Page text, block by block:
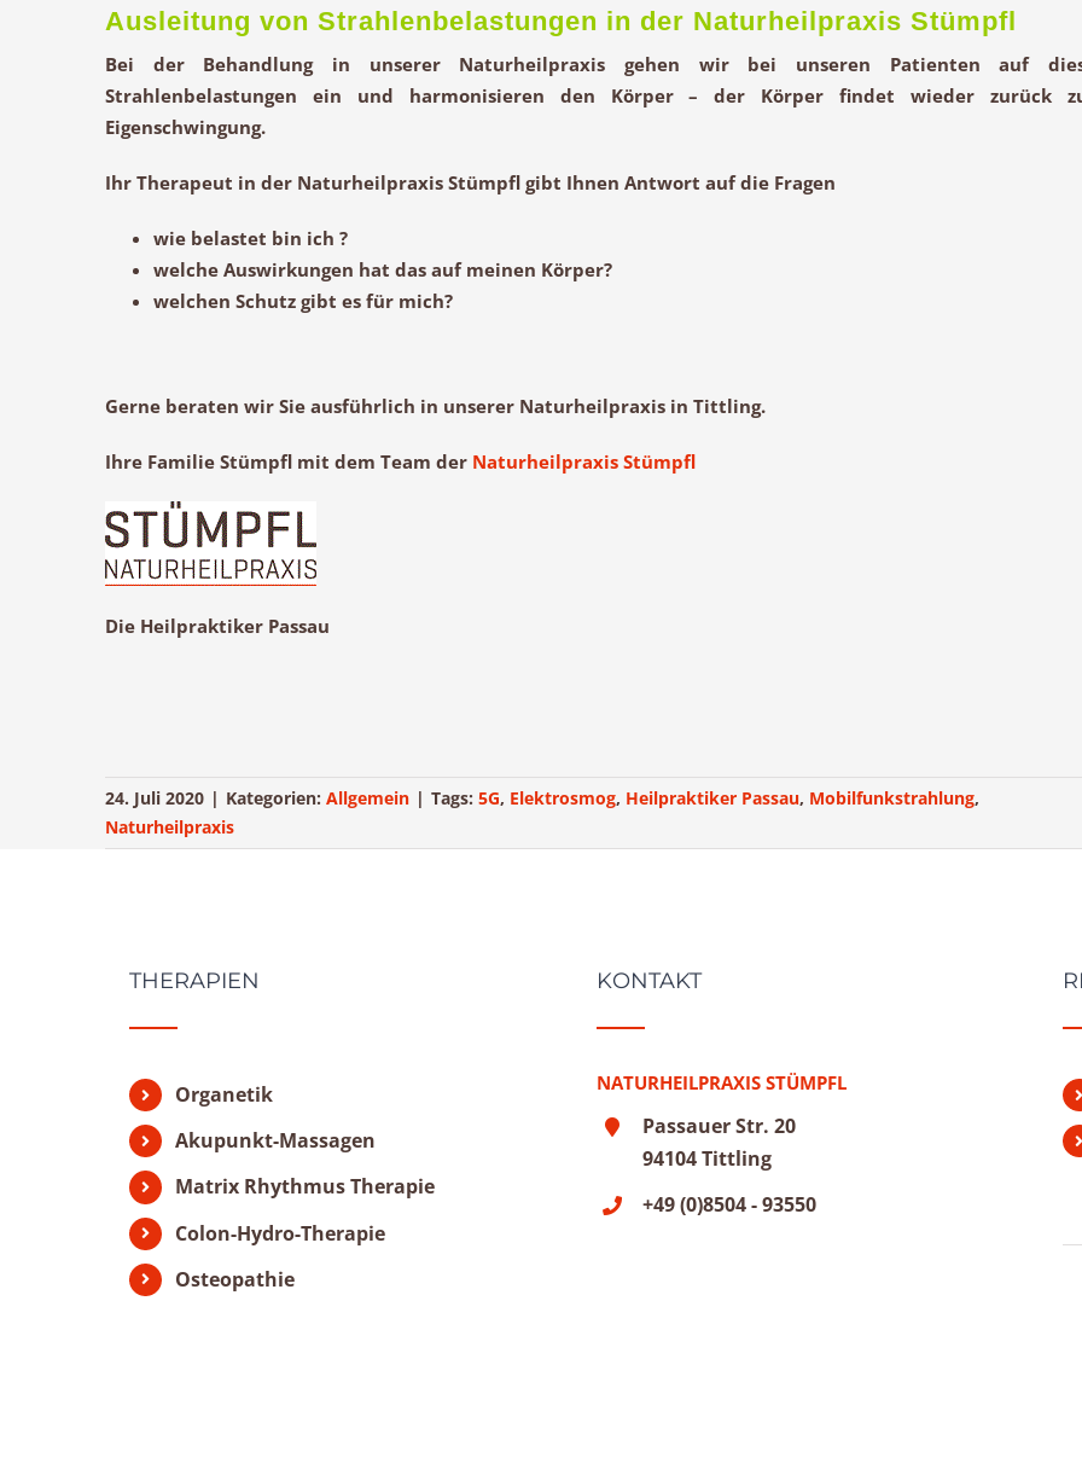
Ausleitung von Strahlenbelastungen in der Naturheilpraxis Stümpfl
Bei der Behandlung in unserer Naturheilpraxis gehen wir bei unseren Patienten auf
Strahlenbelastungen ein und harmonisieren den Körper – der Körper findet wieder zurück
Eigenschwingung.
Ihr Therapeut in der Naturheilpraxis Stümpfl gibt Ihnen Antwort auf die Fragen
wie belastet bin ich ?
welche Auswirkungen hat das auf meinen Körper?
welchen Schutz gibt es für mich?
Gerne beraten wir Sie ausführlich in unserer Naturheilpraxis in Tittling.
Ihre Familie Stümpfl mit dem Team der Naturheilpraxis Stümpfl
Die Heilpraktiker Passau
24. Juli 2020 | Kategorien: Allgemein | Tags: 5G, Elektrosmog, Heilpraktiker Passau, Mobilfunkstrahlung,
Naturheilpraxis
THERAPIEN
Organetik
Akupunkt-Massagen
Matrix Rhythmus Therapie
Colon-Hydro-Therapie
Osteopathie
KONTAKT
NATURHEILPRAXIS STÜMPFL
Passauer Str. 20
94104 Tittling
+49 (0)8504 - 93550